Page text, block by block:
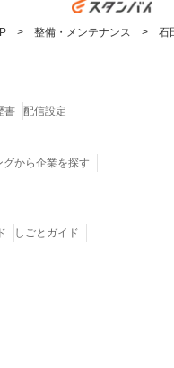
整備・メンテナンス 石
書 配信設定
グから企業を探す
しごとガイド